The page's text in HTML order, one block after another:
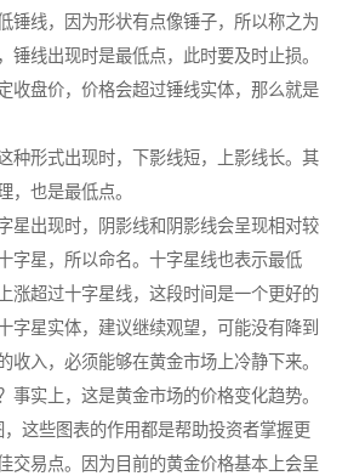
锤线，因为形状有点像锤子，所以称之为
锤线出现时是最低点，此时要及时止损。
收盘价，价格会超过锤线实体，那么就是
种形式出现时，下影线短，上影线长。其
，也是最低点。
星出现时，阴影线和阴影线会呈现相对较
字星，所以命名。十字星线也表示最低
涨超过十字星线，这段时间是一个更好的
字星实体，建议继续观望，可能没有降到
收入，必须能够在黄金市场上冷静下来。
事实上，这是黄金市场的价格变化趋势。
这些图表的作用都是帮助投资者掌握更
交易点。因为目前的黄金价格基本上会呈